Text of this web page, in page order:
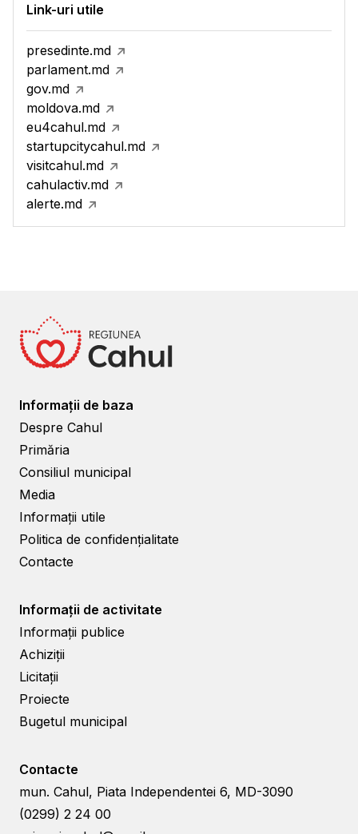
Link-uri utile
presedinte.md
parlament.md
gov.md
moldova.md
eu4cahul.md
startupcitycahul.md
visitcahul.md
cahulactiv.md
alerte.md
Informații de baza
Despre Cahul
Primăria
Consiliul municipal
Media
Informații utile
Politica de confidențialitate
Contacte
Informații de activitate
Informații publice
Achiziții
Licitații
Proiecte
Bugetul municipal
Contacte
mun. Cahul, Piata Independentei 6, MD-3090
(0299) 2 24 00